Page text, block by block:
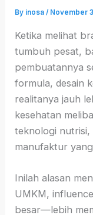
By inosa/ November
Ketika melihat
tumbuh pesat,
pembuatannya
formula, desain
realitanya jauh
kesehatan
teknologi nutrisi,
manufaktur
Inilah alasan
UMKM,
besar—lebih